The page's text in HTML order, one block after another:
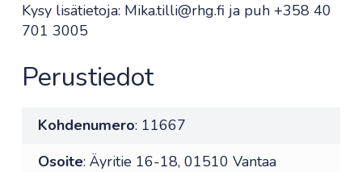
Kysy lisätietoja: Mika.tilli@rhg.fi ja puh +358 40
701 3005
Perustiedot
Kohdenumero: 11667
Osoite: Äyritie 16-18, 01510 Vantaa